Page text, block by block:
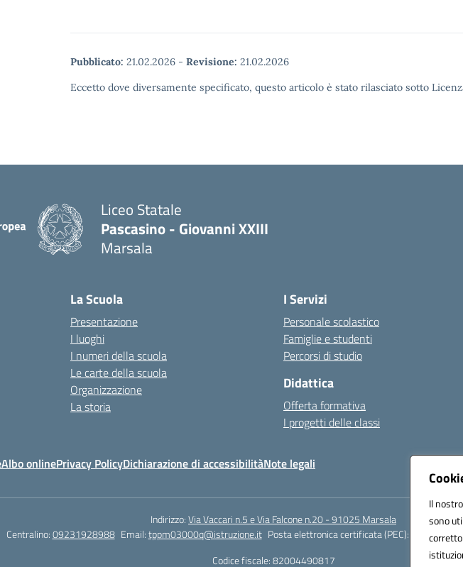
Il
sono
Pubblicato: 21.02.2026 - Revisione: 21.02.2026
Eccetto dove diversamente specificato, questo articolo è stato rilasciato sotto
Liceo Statale
Pascasino - Giovanni XXIII
Marsala
La Scuola
Presentazione
I luoghi
I numeri della scuola
Le carte della scuola
Organizzazione
La storia
I Servizi
Personale scolastico
Famiglie e studenti
Percorsi di studio
Didattica
Offerta formativa
I progetti delle classi
Albo onlinePrivacy PolicyDichiarazione di accessibilitàNote legali
Indirizzo:Via Vaccari n.5 e Via Falcone n.20 - 91025 Marsala
Centralino:09231928988 Email:tppm03000q@istruzione.it Posta elettronica certificata (PEC):
Codice fiscale: 82004490817